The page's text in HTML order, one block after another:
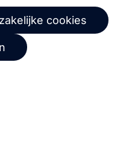
op de
cookies